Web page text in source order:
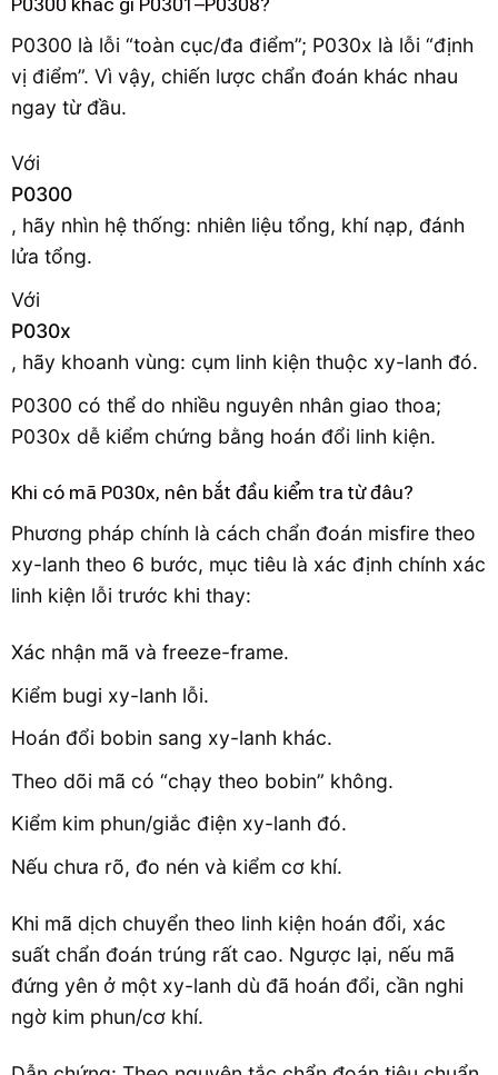
P0300 là lỗi “toàn cục/đa điểm”; P030x là lỗi “định
vị điểm”. Vì vậy, chiến lược chẩn đoán khác nhau
ngay từ đầu.
Với
P0300
, hãy nhìn hệ thống: nhiên liệu tổng, khí nạp, đánh
lửa tổng.
Với
P030x
, hãy khoanh vùng: cụm linh kiện thuộc xy-lanh đó.
P0300 có thể do nhiều nguyên nhân giao thoa;
P030x dễ kiểm chứng bằng hoán đổi linh kiện.
Khi có mã P030x, nên bắt đầu kiểm tra từ đâu?
Phương pháp chính là cách chẩn đoán misfire theo
xy-lanh theo 6 bước, mục tiêu là xác định chính xác
linh kiện lỗi trước khi thay:
Xác nhận mã và freeze-frame.
Kiểm bugi xy-lanh lỗi.
Hoán đổi bobin sang xy-lanh khác.
Theo dõi mã có “chạy theo bobin” không.
Kiểm kim phun/giắc điện xy-lanh đó.
Nếu chưa rõ, đo nén và kiểm cơ khí.
Khi mã dịch chuyển theo linh kiện hoán đổi, xác
suất chẩn đoán trúng rất cao. Ngược lại, nếu mã
đứng yên ở một xy-lanh dù đã hoán đổi, cần nghi
ngờ kim phun/cơ khí.